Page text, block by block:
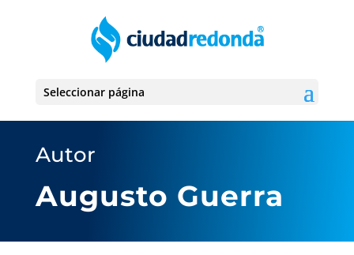
Seleccionar página
Autor
Augusto Guerra